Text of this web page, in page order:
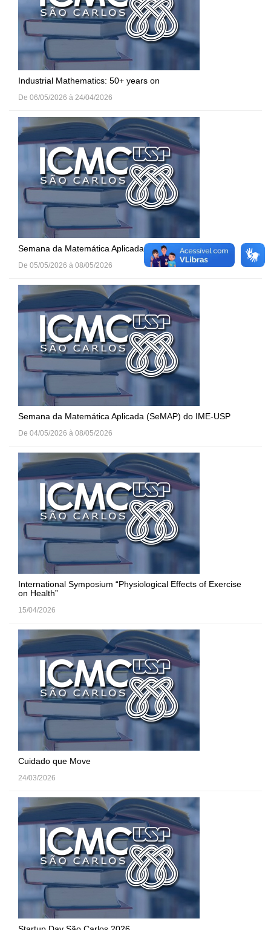
Industrial Mathematics: 50+ years on
De 06/05/2026 à 24/04/2026
Semana da Matemática Aplicada (SeMAP) do IME-USP
De 05/05/2026 à 08/05/2026
Semana da Matemática Aplicada (SeMAP) do IME-USP
De 04/05/2026 à 08/05/2026
International Symposium “Physiological Effects of Exercise
on Health”
15/04/2026
Cuidado que Move
24/03/2026